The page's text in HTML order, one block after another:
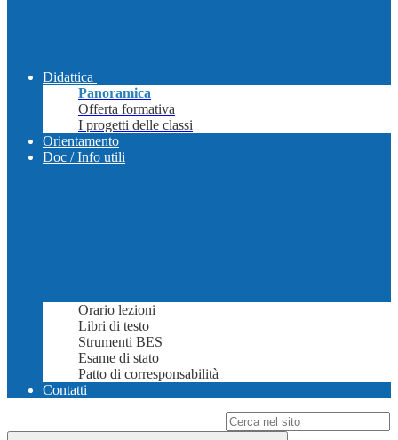
Didattica
Panoramica
Offerta formativa
I progetti delle classi
Orientamento
Doc / Info utili
Orario lezioni
Libri di testo
Strumenti BES
Esame di stato
Patto di corresponsabilità
Contatti